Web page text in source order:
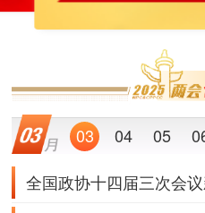
03 04 05
全国政协十四届三次会